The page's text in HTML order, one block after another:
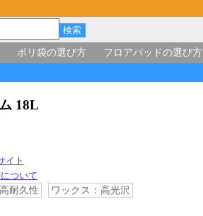
ポリ袋の選び方 フロアパッドの選び方
18L
イト
ついて
耐久性 ワックス：高光沢